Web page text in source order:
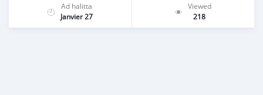
Ad halitta
Janvier 27
Viewed
218